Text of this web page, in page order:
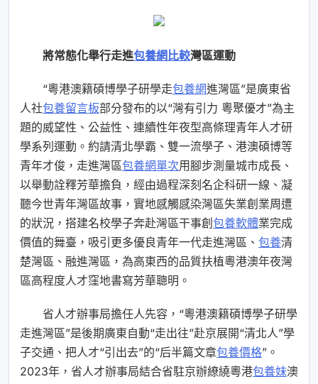
將常態化舉行走進包養網比較灣區運動
“粵港澳籍碩博學子研學走包養網進灣區”是廣東省
人社包養留言板部分發布的以“灣有引力 粵聚優才”為主
題的威望性、公益性、連續性年夜型高條理青年人才研
學系列運動。約請清北學霸、雙一流學子、港澳碩博等
青年才俊，走進灣區包養網單次用腳步測量城市成長、
以舉動詮釋芳華擔負，經由過程深刻名企科研一線、凝
聽今世青年灣區故事，實地感觸感染灣區失業創業周遭
的狀況，搭建名校學子奔赴灣區干事創 包養軟體業完成
價值的舞臺，吸引更多優良青年一代走進灣區、 包養清
楚灣區、融進灣區，為高東西的品質扶植粵港澳年夜灣
區高程度人才窪地書寫芳華聰明。
省人才辦事局擔任人先容，“粵港澳籍碩博學子研學
走進灣區”是後期廣東自動“走出往”赴京展開“清北人”學
子交通、把人才“引出去”的“后半篇文章包養價格”。
2023年，省人才辦事局結合省駐京辦繚繞粵港包養妹澳